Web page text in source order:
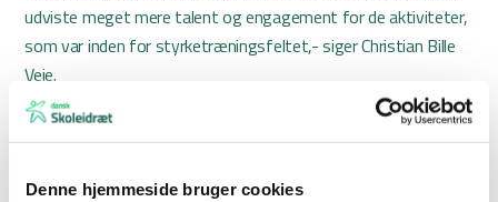
Denne hjemmeside bruger cookies
udviste meget mere talent og engagement for de aktiviteter,
som var inden for styrketræningsfeltet,- siger Christian Bille
Veie.
Hos Dansk Skoleidræt, der har været med til at kvalificere
idrætslærerens begejstring for materialet: